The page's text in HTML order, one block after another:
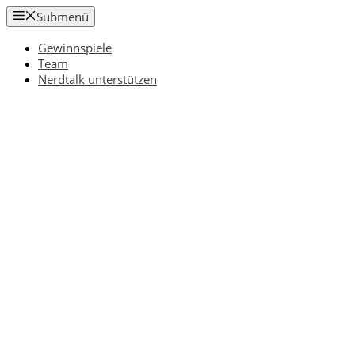
Zum
Inhalt
springen
Submenü
Gewinnspiele
Team
Nerdtalk unterstützen